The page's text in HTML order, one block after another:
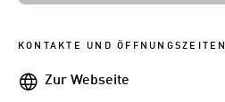
KONTAKTE UND ÖFFNUNGSZEITEN
WebseiteZur Webseite